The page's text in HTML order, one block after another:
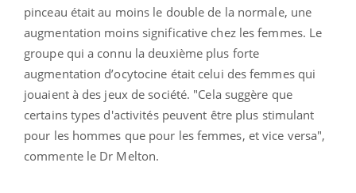
pinceau était au moins le double de la normale, une
augmentation moins significative chez les femmes. Le
groupe qui a connu la deuxième plus forte
augmentation d’ocytocine était celui des femmes qui
jouaient à des jeux de société. "Cela suggère que
certains types d'activités peuvent être plus stimulant
pour les hommes que pour les femmes, et vice versa",
commente le Dr Melton.